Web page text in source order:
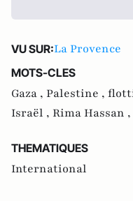
VU SUR:La Provence
MOTS-CLES
Gaza , Palestine ,
Israël , Rima Hassan ,
THEMATIQUES
International